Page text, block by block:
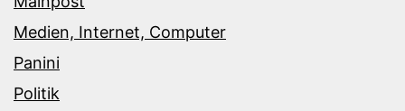
Medien, Internet, Computer
Panini
Politik